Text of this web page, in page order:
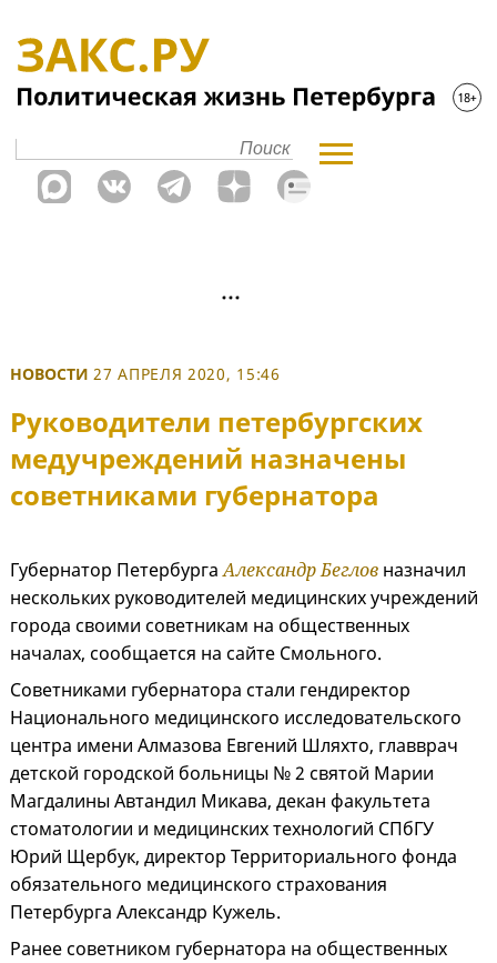
НОВОСТИ 27 АПРЕЛЯ 2020, 15:46
Руководители петербургских
медучреждений назначены
советниками губернатора
Губернатор ПетербургаАлександр Беглов назначил
нескольких руководителей медицинских учреждений
города своими советникам на общественных
началах, сообщается на сайте Смольного.
Советниками губернатора стали гендиректор
Национального медицинского исследовательского
центра имени Алмазова Евгений Шляхто, главврач
детской городской больницы № 2 святой Марии
Магдалины Автандил Микава, декан факультета
стоматологии и медицинских технологий СПбГУ
Юрий Щербук, директор Территориального фонда
обязательного медицинского страхования
Петербурга Александр Кужель.
Ранее советником губернатора на общественных